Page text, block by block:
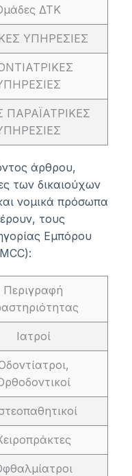
ΔΤΚ
ΥΠΗΡΕΣΙΕΣ
ΠΑΡΑΪΑΤΡΙΚΕΣ
άρθρου,
των δικαιούχων
νομικά πρόσωπα
τους
Εμπόρου
Περιγραφή
Ιατροί